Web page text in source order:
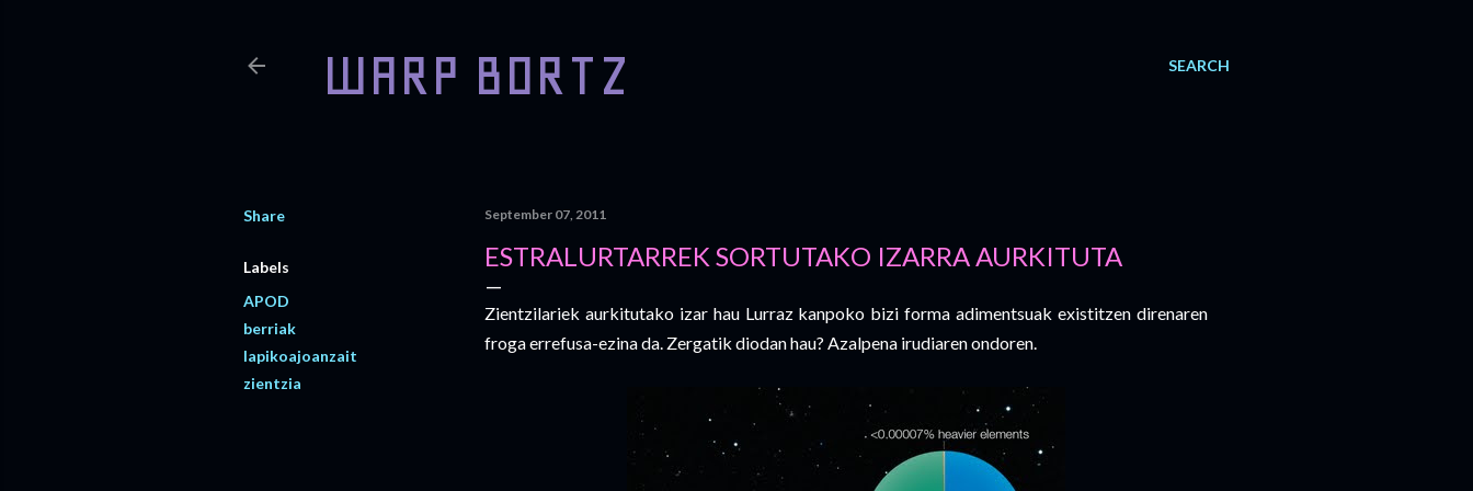
SEARCH
WARP BORTZ
Share
Labels
APOD
berriak
lapikoajoanzait
zientzia
September 07, 2011
ESTRALURTARREK SORTUTAKO IZARRA AURKITUTA
Zientzilariek aurkitutako izar hau Lurraz kanpoko bizi forma adimentsuak existitzen direnaren
froga errefusa-ezina da. Zergatik diodan hau? Azalpena irudiaren ondoren.